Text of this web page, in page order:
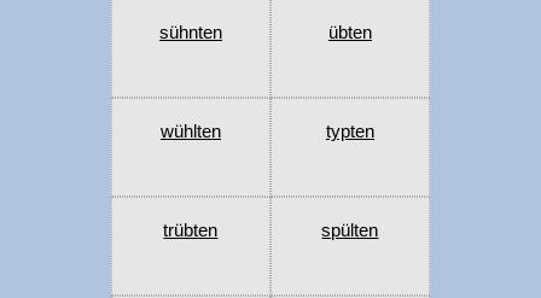
sühnten übten
wühlten typten
trübten spülten